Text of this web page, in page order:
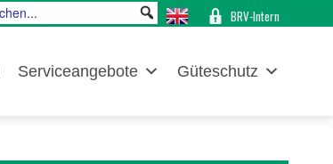
BRV-Intern
Serviceangebote Güteschutz